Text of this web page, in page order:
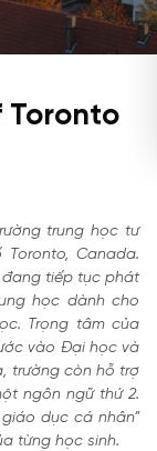
Toronto
trung học tư
Canada.
đang tiếp tục phát
học dành cho
Trọng tâm của
vào Đại học và
trường còn hỗ trợ
ngôn ngữ thứ 2.
dục cá nhân”
từng học sinh.